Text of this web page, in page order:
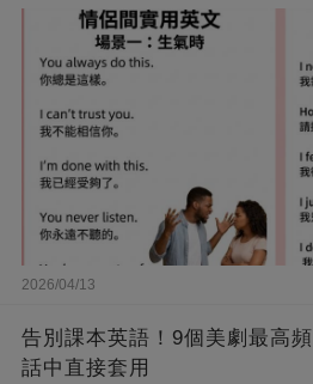
2026/04/13
告別課本英語！9個美劇最高
話中直接套用